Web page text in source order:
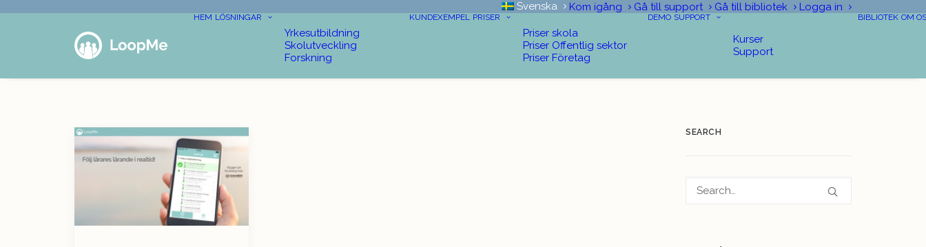
Svenska Kom igång Gå till support Gå till bibliotek Logga in
HEM LÖSNINGAR
Yrkesutbildning
Skolutveckling
Forskning
KUNDEXEMPEL PRISER
Priser skola
Priser Offentlig sektor
Priser Företag
DEMO SUPPORT
Kurser
Support
BIBLIOTEK OM
SEARCH